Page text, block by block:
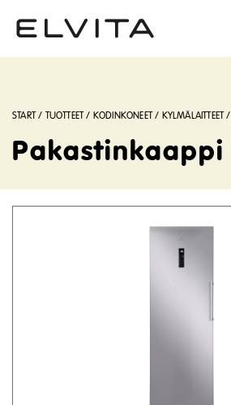
START/ TUOTTEET/ KODINKONEET/ KYLMÄLAITTEET/
Pakastinkaappi